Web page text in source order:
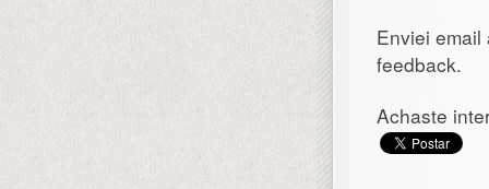
Enviei
feedback.
Achaste